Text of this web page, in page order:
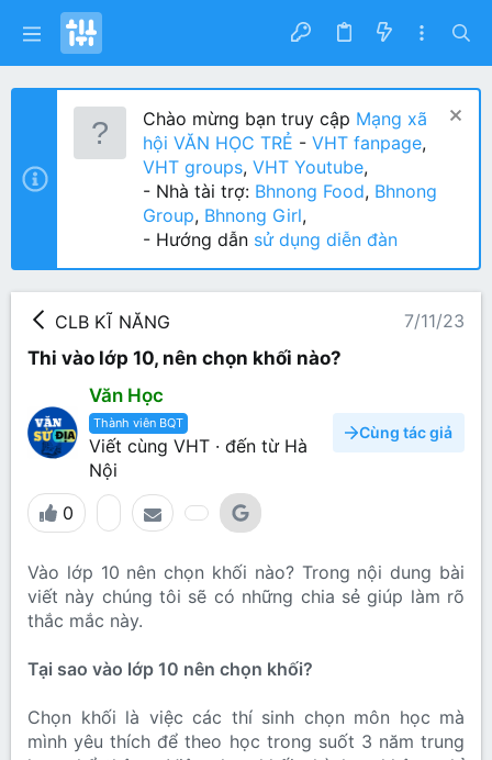
Chào mừng bạn truy cập Mạng xã
hội VĂN HỌC TRẺ - VHT fanpage,
VHT groups, VHT Youtube,
- Nhà tài trợ: Bhnong Food, Bhnong
Group, Bhnong Girl,
- Hướng dẫn sử dụng diễn đàn
CLB KĨ NĂNG
7/11/23
Thi vào lớp 10, nên chọn khối nào?
Văn Học
Thành viên BQT
Viết cùng VHT · đến từ Hà
Nội
Cùng tác giả
0
Vào lớp 10 nên chọn khối nào? Trong nội dung bài
viết này chúng tôi sẽ có những chia sẻ giúp làm rõ
thắc mắc này.
Tại sao vào lớp 10 nên chọn khối?
Chọn khối là việc các thí sinh chọn môn học mà
mình yêu thích để theo học trong suốt 3 năm trung